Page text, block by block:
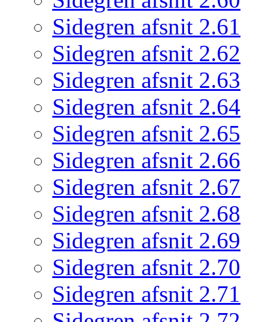
Sidegren afsnit 2.61
Sidegren afsnit 2.62
Sidegren afsnit 2.63
Sidegren afsnit 2.64
Sidegren afsnit 2.65
Sidegren afsnit 2.66
Sidegren afsnit 2.67
Sidegren afsnit 2.68
Sidegren afsnit 2.69
Sidegren afsnit 2.70
Sidegren afsnit 2.71